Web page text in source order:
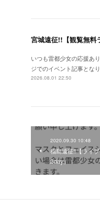
宮城遠征!!【観覧無料
いつも雷都少女の応援あ
ジでのイベント記事とな
2026.08.01 22:50
2020.09.30 10:48
福島遠征!!【ライ
2day」